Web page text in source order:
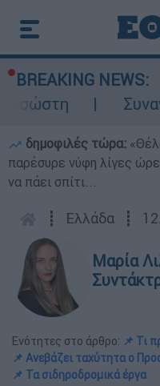
BREAKING NEWS:
Συναγερμός
δημοφιλές τώρα:
παρέσυρε νύφη λίγες
να πάει σπίτι...
┋ Ελλάδα ┋
Μαρία
Ενότητες στο άρθρο: 📌 Τι
📌 Ανεβάζει ταχύτητα ο
📌 Τα σιδηροδρομικά έργα